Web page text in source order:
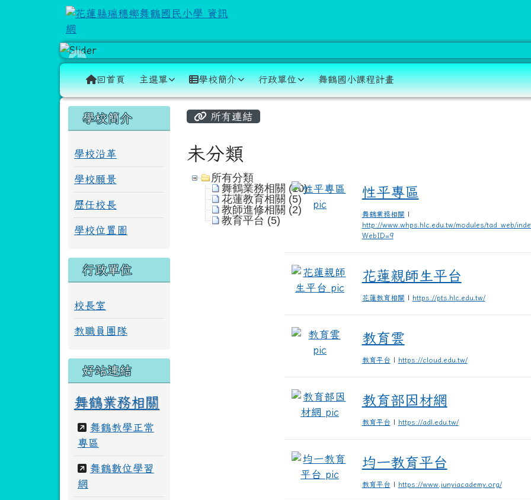
花蓮縣瑞穗鄉舞鶴國民小學 資訊網
回首頁 主選單 學校簡介 行政單位 舞鶴國小課程計畫
左邊區域內容
學校簡介
學校沿革
學校願景
歷任校長
學校位置圖
行政單位
校長室
教職員團隊
好站連結
舞鶴業務相關
舞鶴教學正常
專區
舞鶴數位學習
網
主內容區域
所有連結
未分類
所有分類
舞鶴業務相關 (10)
花蓮教育相關 (5)
教師進修相關 (2)
教育平台 (5)
性平專區
性平專區
舞鶴業務相關 |
http://www.whps.hlc.edu.tw/modules/tad_web/
WebID=9
花蓮親師生平台
花蓮親師生平台
花蓮教育相關 | https://pts.hlc.edu.tw/
教育雲
教育雲
教育平台 | https://cloud.edu.tw/
教育部因材網
教育部因材網
教育平台 | https://adl.edu.tw/
均一教育平台
均一教育平台
教育平台 | https://www.junyiacademy.org/
頁尾區域